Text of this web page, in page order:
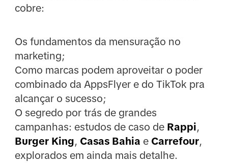
cobre:
Os fundamentos da mensuração no
marketing;
Como marcas podem aproveitar o poder
combinado da AppsFlyer e do TikTok pra
alcançar o sucesso;
O segredo por trás de grandes
campanhas: estudos de caso de Rappi,
Burger King, Casas Bahia e Carrefour,
explorados em ainda mais detalhe.